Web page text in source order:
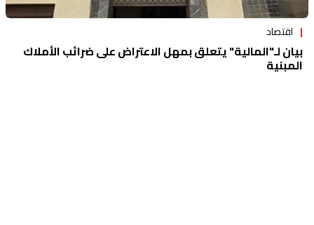
اقتصاد
بيان لـ"المالية" يتعلق بمهل الاعتراض على ضرائب الأملاك
المبنية